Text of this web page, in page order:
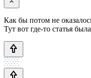
Как бы потом не
Тут вот где-то статья